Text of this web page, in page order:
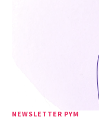
NEWSLETTER PYM